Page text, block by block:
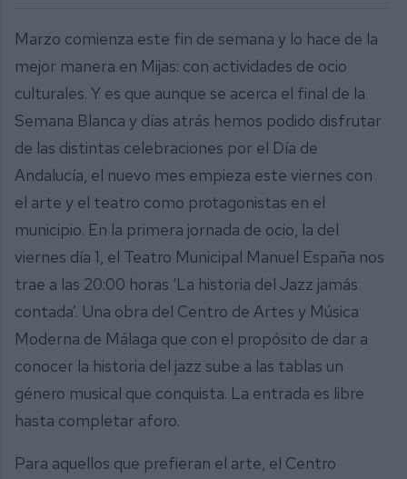
Marzo comienza este fin de semana y lo hace de la
mejor manera en Mijas: con actividades de ocio
culturales. Y es que aunque se acerca el final de la
Semana Blanca y días atrás hemos podido disfrutar
de las distintas celebraciones por el Día de
Andalucía, el nuevo mes empieza este viernes con
el arte y el teatro como protagonistas en el
municipio. En la primera jornada de ocio, la del
viernes día 1, el Teatro Municipal Manuel España nos
trae a las 20:00 horas ‘La historia del Jazz jamás
contada’. Una obra del Centro de Artes y Música
Moderna de Málaga que con el propósito de dar a
conocer la historia del jazz sube a las tablas un
género musical que conquista. La entrada es libre
hasta completar aforo.
Para aquellos que prefieran el arte, el Centro